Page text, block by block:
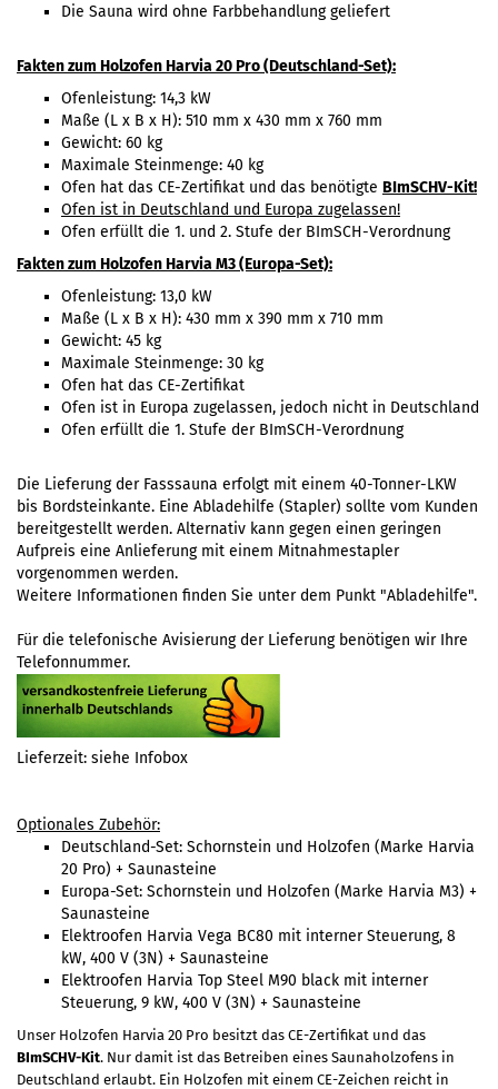
Die Sauna wird ohne Farbbehandlung geliefert
Fakten zum Holzofen Harvia 20 Pro (Deutschland-Set):
Ofenleistung: 14,3 kW
Maße (L x B x H): 510 mm x 430 mm x 760 mm
Gewicht: 60 kg
Maximale Steinmenge: 40 kg
Ofen hat das CE-Zertifikat und das benötigte BImSCHV-Kit!
Ofen ist in Deutschland und Europa zugelassen!
Ofen erfüllt die 1. und 2. Stufe der BImSCH-Verordnung
Fakten zum Holzofen Harvia M3 (Europa-Set):
Ofenleistung: 13,0 kW
Maße (L x B x H): 430 mm x 390 mm x 710 mm
Gewicht: 45 kg
Maximale Steinmenge: 30 kg
Ofen hat das CE-Zertifikat
Ofen ist in Europa zugelassen, jedoch nicht in Deutschland
Ofen erfüllt die 1. Stufe der BImSCH-Verordnung
Die Lieferung der Fasssauna erfolgt mit einem 40-Tonner-LKW
bis Bordsteinkante. Eine Abladehilfe (Stapler) sollte vom Kunden
bereitgestellt werden. Alternativ kann gegen einen geringen
Aufpreis eine Anlieferung mit einem Mitnahmestapler
vorgenommen werden.
Weitere Informationen finden Sie unter dem Punkt "Abladehilfe".
Für die telefonische Avisierung der Lieferung benötigen wir Ihre
Telefonnummer.
Lieferzeit: siehe Infobox
Optionales Zubehör:
Deutschland-Set: Schornstein und Holzofen (Marke Harvia
20 Pro) + Saunasteine
Europa-Set: Schornstein und Holzofen (Marke Harvia M3) +
Saunasteine
Elektroofen Harvia Vega BC80 mit interner Steuerung, 8
kW, 400 V (3N) + Saunasteine
Elektroofen Harvia Top Steel M90 black mit interner
Steuerung, 9 kW, 400 V (3N) + Saunasteine
Unser Holzofen Harvia 20 Pro besitzt das CE-Zertifikat und das
BImSCHV-Kit. Nur damit ist das Betreiben eines Saunaholzofens in
Deutschland erlaubt. Ein Holzofen mit einem CE-Zeichen reicht in